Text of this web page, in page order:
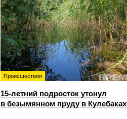
Происшествия
15-летний подросток утонул
в безымянном пруду в Кулебаках